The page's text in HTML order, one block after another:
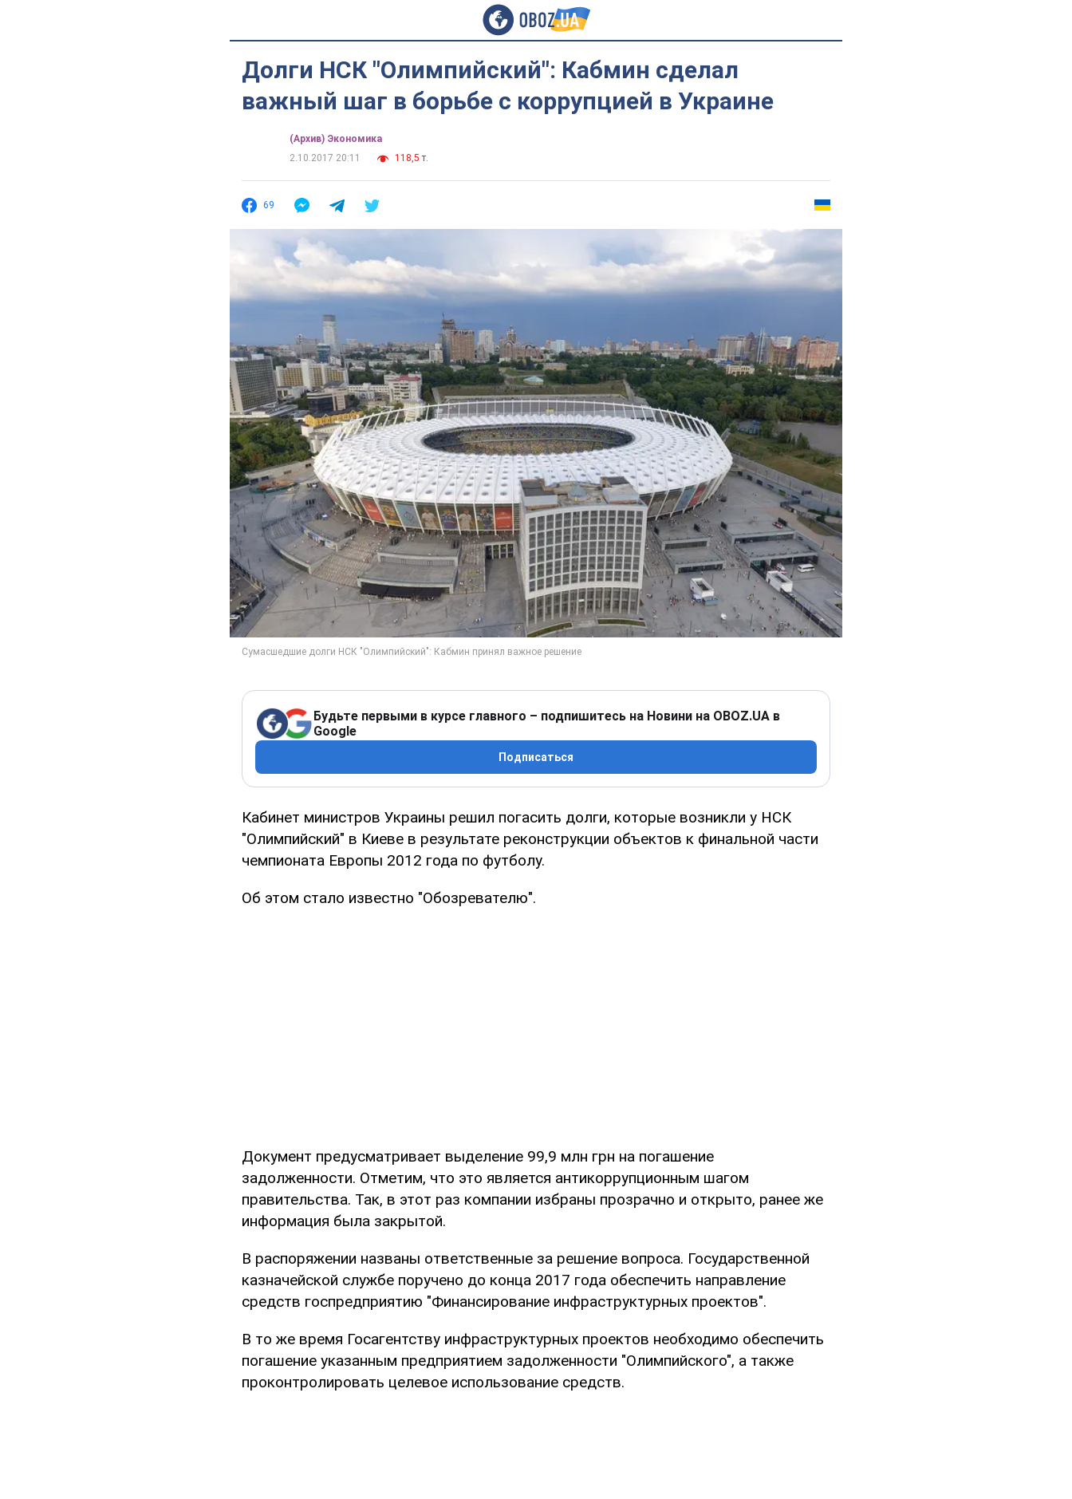
Долги НСК "Олимпийский": Кабмин сделал
важный шаг в борьбе с коррупцией в Украине
(Архив) Экономика
2.10.2017 20:11
118,5 т.
69
Будьте первыми в курсе главного – подпишитесь на Новини на OBOZ.UA в
Google
Подписаться
Кабинет министров Украины решил погасить долги, которые возникли у НСК
"Олимпийский" в Киеве в результате реконструкции объектов к финальной части
чемпионата Европы 2012 года по футболу.
Об этом стало известно "Обозревателю".
Документ предусматривает выделение 99,9 млн грн на погашение
задолженности. Отметим, что это является антикоррупционным шагом
правительства. Так, в этот раз компании избраны прозрачно и открыто, ранее же
информация была закрытой.
В распоряжении названы ответственные за решение вопроса. Государственной
казначейской службе поручено до конца 2017 года обеспечить направление
средств госпредприятию "Финансирование инфраструктурных проектов".
В то же время Госагентству инфраструктурных проектов необходимо обеспечить
погашение указанным предприятием задолженности "Олимпийского", а также
проконтролировать целевое использование средств.